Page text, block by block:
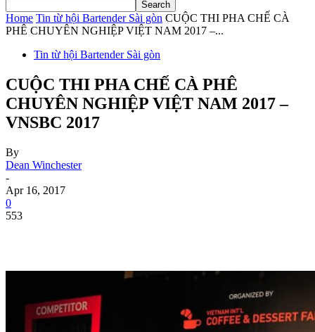
Home Tin từ hội Bartender Sài gòn CUỘC THI PHA CHẾ CÀ
PHÊ CHUYÊN NGHIỆP VIỆT NAM 2017 –...
Tin từ hội Bartender Sài gòn
CUỘC THI PHA CHẾ CÀ PHÊ
CHUYÊN NGHIỆP VIỆT NAM 2017 –
VNSBC 2017
By
Dean Winchester
-
Apr 16, 2017
0
553